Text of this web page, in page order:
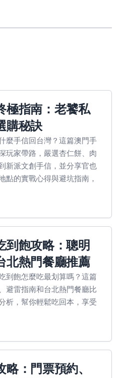
極指南：老饕私
購秘訣
麼手信回台灣？這篇澳門手
玩家帶路，嚴選杏仁餅、肉
新派文創手信，並分享官也
點的實戰心得與避坑指南，
到飽攻略：聰明
北熱門餐廳推薦
到飽怎麼吃最划算嗎？這篇
避雷指南和台北熱門餐廳比
析，幫你輕鬆吃回本，享受
：門票預約、